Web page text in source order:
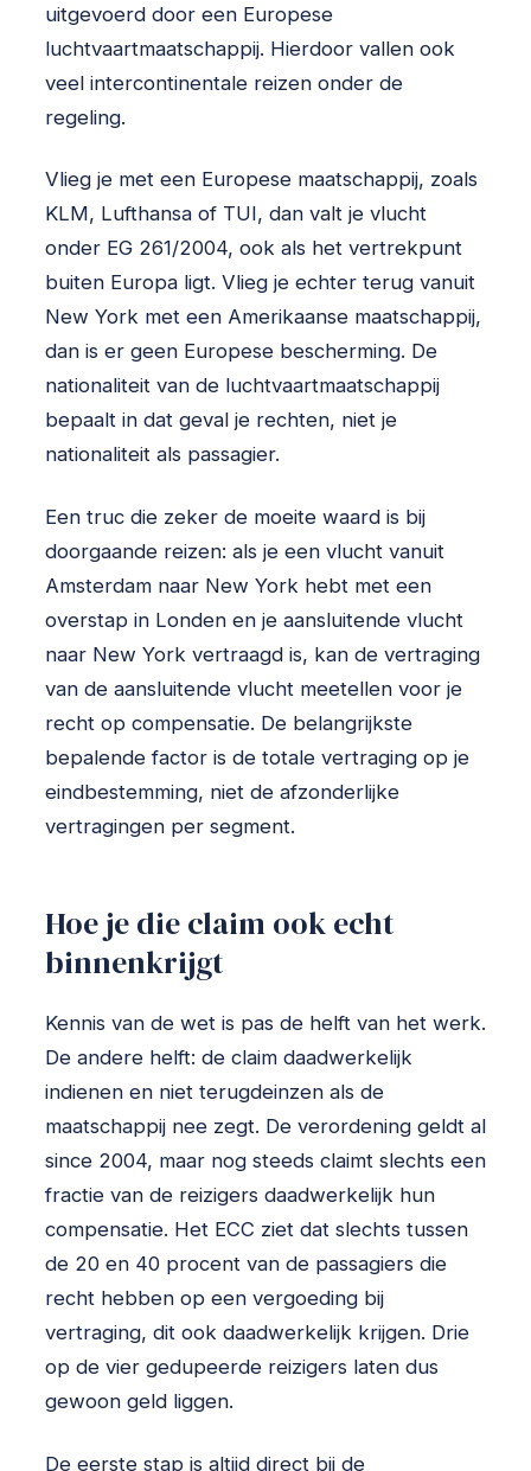
uitgevoerd door een Europese
luchtvaartmaatschappij. Hierdoor vallen ook
veel intercontinentale reizen onder de
regeling.
Vlieg je met een Europese maatschappij, zoals
KLM, Lufthansa of TUI, dan valt je vlucht
onder EG 261/2004, ook als het vertrekpunt
buiten Europa ligt. Vlieg je echter terug vanuit
New York met een Amerikaanse maatschappij,
dan is er geen Europese bescherming. De
nationaliteit van de luchtvaartmaatschappij
bepaalt in dat geval je rechten, niet je
nationaliteit als passagier.
Een truc die zeker de moeite waard is bij
doorgaande reizen: als je een vlucht vanuit
Amsterdam naar New York hebt met een
overstap in Londen en je aansluitende vlucht
naar New York vertraagd is, kan de vertraging
van de aansluitende vlucht meetellen voor je
recht op compensatie. De belangrijkste
bepalende factor is de totale vertraging op je
eindbestemming, niet de afzonderlijke
vertragingen per segment.
Hoe je die claim ook echt
binnenkrijgt
Kennis van de wet is pas de helft van het werk.
De andere helft: de claim daadwerkelijk
indienen en niet terugdeinzen als de
maatschappij nee zegt. De verordening geldt al
since 2004, maar nog steeds claimt slechts een
fractie van de reizigers daadwerkelijk hun
compensatie. Het ECC ziet dat slechts tussen
de 20 en 40 procent van de passagiers die
recht hebben op een vergoeding bij
vertraging, dit ook daadwerkelijk krijgen. Drie
op de vier gedupeerde reizigers laten dus
gewoon geld liggen.
De eerste stap is altijd direct bij de